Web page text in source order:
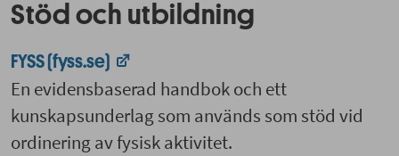
Stöd och utbildning
FYSS (fyss.se)
En evidensbaserad handbok och ett
kunskapsunderlag som används som stöd vid
ordinering av fysisk aktivitet.